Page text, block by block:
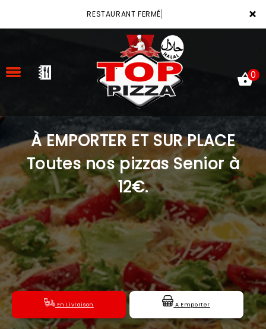
×
RESTAURANT FERMÉ
ACCUEIL
LA CARTE
VOTRE COMPTE
NOTRE RESTAURANT
VOS AVIS
MENTIONS LÉGALES
C.G.V
0
À EMPORTER ET SUR PLACE
Toutes nos pizzas Senior à
12€.
En Livraison A Emporter